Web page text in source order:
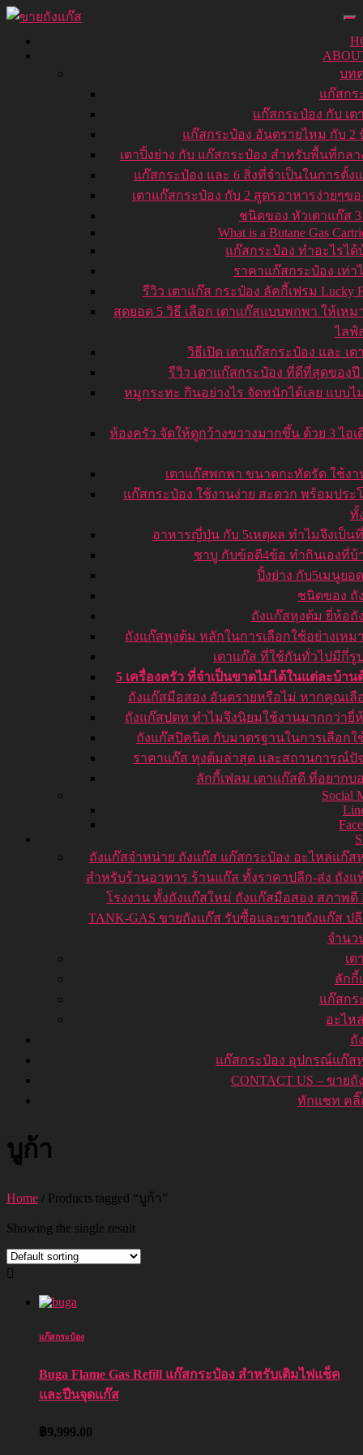
บท
แก๊สกร
แก๊สกระป๋อง กับ เต
แก๊สกระป๋อง อันตรายไหม กับ 2
เตาปิ้งย่าง กับ แก๊สกระป๋อง สำหรับพื้นที่กลา
แก๊สกระป๋อง และ 6 สิ่งที่จำเป็นในการตั้ง
เตาแก๊สกระป๋อง กับ 2 สูตรอาหารง่ายๆข
ชนิดของ หัวเตาแก๊ส
What is a Butane Gas
แก๊สกระป๋อง ทำอะไรได้
ราคาแก๊สกระป๋อง เท่า
รีวิว เตาแก๊ส กระป๋อง ลัคกี้เฟรม Lucky
สุดยอด 5 วิธี เลือก เตาแก๊สแบบพกพา ให้เหม
ไลฟ์
วิธีเปิด เตาแก๊สกระป๋อง และ เต
รีวิว เตาแก๊สกระป๋อง ที่ดีที่สุดของปี
หมูกระทะ กินอย่างไร จัดหนักได้เลย แบบไ
ห้องครัว จัดให้ดูกว้างขวางมากขึ้น ด้วย 3 ไอเ
เตาแก๊สพกพา ขนาดกะทัดรัด ใช้งา
แก๊สกระป๋อง ใช้งานง่าย สะดวก พร้อมประ
ทั้
อาหารญี่ปุ่น กับ 5เหตุผล ทำไมจึงเป็น
ชาบู กับข้อดี4ข้อ ทำกินเองที่บ้
ปิ้งย่าง กับ5เมนูยอ
ชนิดของ ถั
ถังแก๊สหุงต้ม ยี่ห้อถั
ถังแก๊สหุงต้ม หลักในการเลือกใช้อย่างเหม
เตาแก๊ส ที่ใช้กันทั่วไปมีกี่รู
5 เครื่องครัว ที่จำเป็นขาดไม่ได้ในแต่ละบ้าน
ถังแก๊สมือสอง อันตรายหรือไม่ หากคุณเลื
ถังแก๊สปตท ทำไมจึงนิยมใช้งานมากกว่ายี่
ถังแก๊สปิคนิค กับมาตรฐานในการเลือกใ
ราคาแก๊ส หุงต้มล่าสุด และสถานการณ์ปั
ลักกี้เฟลม เตาแก๊สดี ที่อยากบ
Social
ถังแก๊สจำหน่าย ถังแก๊ส แก๊สกระป๋อง อะไหล่แก๊ส
สำหรับร้านอาหาร ร้านแก๊ส ทั้งราคาปลีก-ส่ง ถังแ
โรงงาน ทั้งถังแก๊สใหม่ ถังแก๊สมือสอง สภาพดี
TANK-GAS ขายถังแก๊ส รับซื้อและขายถังแก๊ส ป
จำน
เต
ลักกี้
แก๊สกร
อะไห
ถั
แก๊สกระป๋อง อุปกรณ์แก๊ส
CONTACT US – ขายถั
ทักแชท คลิ๊
บูก้า
Home / Products tagged “บูก้า”
Showing the single result
แก๊สกระป๋อง
Buga Flame Gas Refill แก๊สกระป๋อง สำหรับเติมไฟแช็ค
และปืนจุดแก๊ส
฿9,999.00